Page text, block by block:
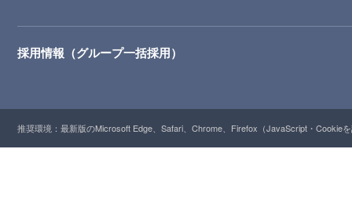
採用情報（グループ一括採用）
推奨環境：最新版のMicrosoft Edge、Safari、Chrome、Firefox（JavaScript・Cookie